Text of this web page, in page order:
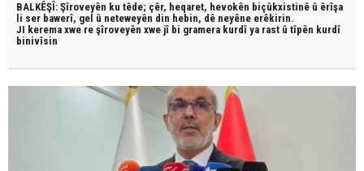
BALKÊŞÎ: Şîroveyên ku têde; çêr, heqaret, hevokên biçûkxistinê û êrîşa
li ser bawerî, gel û neteweyên din hebin, dê neyêne erêkirin.
JI kerema xwe re şîroveyên xwe jî bi gramera kurdî ya rast û tîpên kurdî
binivîsin